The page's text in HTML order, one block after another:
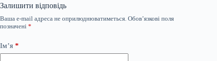
Залишити відповідь
Ваша e-mail адреса не оприлюднюватиметься. Обов’язкові поля
позначені *
Ім’я *